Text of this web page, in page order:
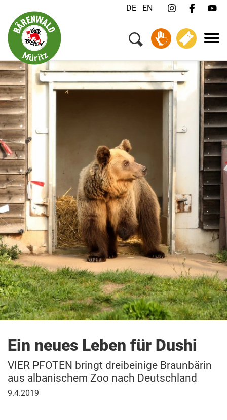
DE EN
Ein neues Leben für Dushi
VIER PFOTEN bringt dreibeinige Braunbärin
aus albanischem Zoo nach Deutschland
9.
9.4.2019
Menü
Ihr Besuch
Tiere & Tierschutz
Jobs
Spenden
Tickets